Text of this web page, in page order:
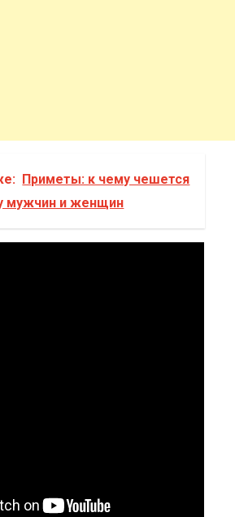
Приметы: к чему чешется
мужчин и женщин